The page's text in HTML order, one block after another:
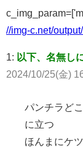
//img-c.net/
1: 以下、名無し
2024/10/25(金)
パンチラど
に立つ
ほんまにケ